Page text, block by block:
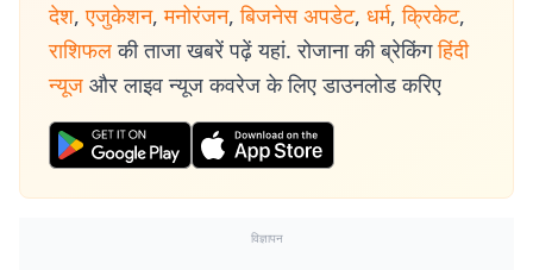
देश, एजुकेशन, मनोरंजन, बिजनेस अपडेट, धर्म, क्रिकेट,
राशिफल की ताजा खबरें पढ़ें यहां. रोजाना की ब्रेकिंग हिंदी
न्यूज और लाइव न्यूज कवरेज के लिए डाउनलोड करिए
विज्ञापन